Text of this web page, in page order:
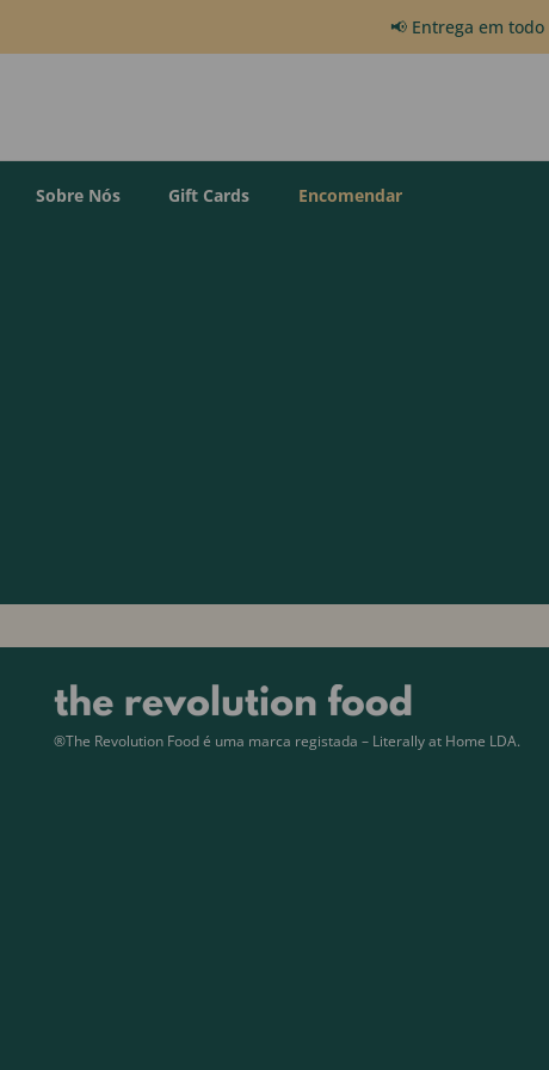
📢 Entrega em todo
Sobre Nós Gift Cards Encomendar
®The Revolution Food é uma marca registada – Literally at Home LDA.